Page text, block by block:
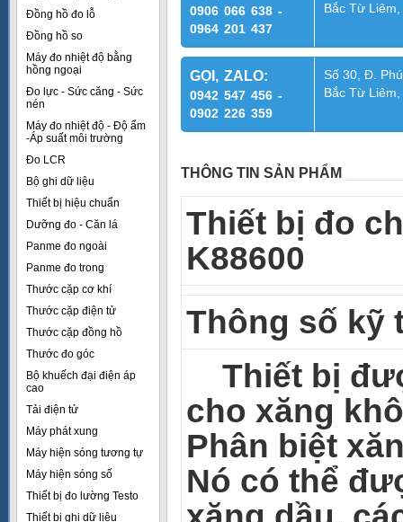
Đồng hồ đo lỗ
Đồng hồ so
Máy đo nhiệt độ bằng
hồng ngoại
Đo lực - Sức căng - Sức
nén
Máy đo nhiệt độ - Độ ẩm
-Áp suất môi trường
Đo LCR
Bộ ghi dữ liệu
Thiết bị hiệu chuẩn
Dưỡng đo - Căn lá
Panme đo ngoài
Panme đo trong
Thước cặp cơ khí
Thước cặp điện tử
Thước cặp đồng hồ
Thước đo góc
Bộ khuếch đại điện áp
cao
Tải điện tử
Máy phát xung
Máy hiện sóng tương tự
Máy hiện sóng số
Thiết bị đo lường Testo
Thiết bị ghi dữ liệu
0906 066 638 -
0964 201 437
Bắc Từ
GỌI, ZALO:
0942 547 456 -
0902 226 359
Số 30, Đ.
Bắc Từ
THÔNG TIN SẢN PHẨM
Thiết bị đo
K88600
Thông số kỹ
Thiết bị
cho xăng
Phân biệt
Nó có thể